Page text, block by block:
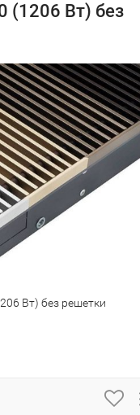
(1206 Вт) без
Вт) без решетки